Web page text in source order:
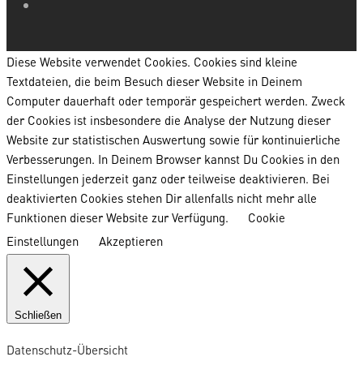
Diese Website verwendet Cookies. Cookies sind kleine
Textdateien, die beim Besuch dieser Website in Deinem
Computer dauerhaft oder temporär gespeichert werden. Zweck
der Cookies ist insbesondere die Analyse der Nutzung dieser
Website zur statistischen Auswertung sowie für kontinuierliche
Verbesserungen. In Deinem Browser kannst Du Cookies in den
Einstellungen jederzeit ganz oder teilweise deaktivieren. Bei
deaktivierten Cookies stehen Dir allenfalls nicht mehr alle
Funktionen dieser Website zur Verfügung.
Cookie
Einstellungen
Akzeptieren
Schließen
Datenschutz-Übersicht